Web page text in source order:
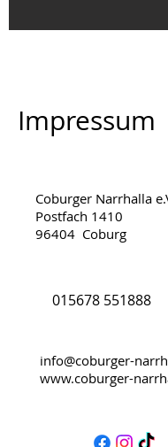
Impressum
Coburger Narrhalla
Postfach 1410
96404 Coburg
015678 551888
info@coburger-
www.coburger-